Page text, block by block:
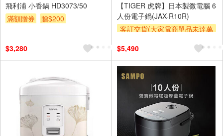
飛利浦 小香鍋 HD3073/50
滿額贈券
贈$200
$3,280
【TIGER 虎牌】日本製微電腦 6
人份電子鍋(JAX-R10R)
客訂交貨(大家電商單品未達萬
區費另計,實際收費以專人聯絡
報價為主)
滿額贈券
$5,490